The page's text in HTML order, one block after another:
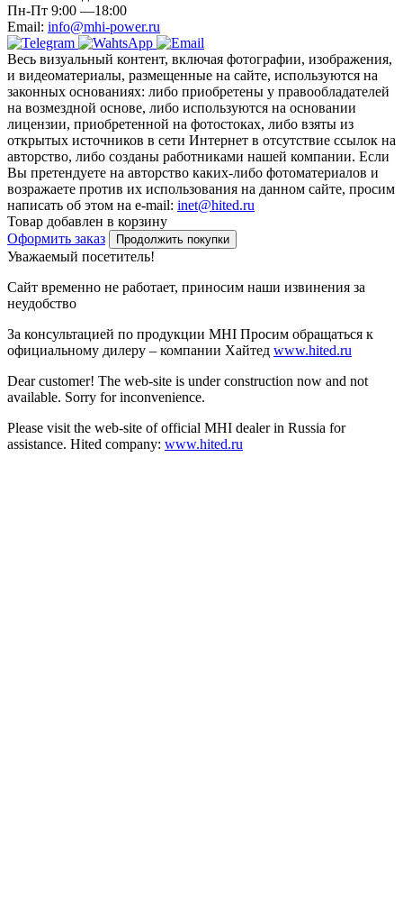
Пн-Пт 9:00 —18:00
Email: info@mhi-power.ru
Весь визуальный контент, включая фотографии, изображения,
и видеоматериалы, размещенные на сайте, используются на
законных основаниях: либо приобретены у правообладателей
на возмездной основе, либо используются на основании
лицензии, приобретенной на фотостоках, либо взяты из
открытых источников в сети Интернет в отсутствие ссылок на
авторство, либо созданы работниками нашей компании. Если
Вы претендуете на авторство каких-либо фотоматериалов и
возражаете против их использования на данном сайте, просим
написать об этом на e-mail: inet@hited.ru
Товар добавлен в корзину
Оформить заказ
Продолжить покупки
Уважаемый посетитель!
Сайт временно не работает, приносим наши извинения за
неудобство
За консультацией по продукции MHI Просим обращаться к
официальному дилеру – компании Хайтед www.hited.ru
Dear customer! The web-site is under construction now and not
available. Sorry for inconvenience.
Please visit the web-site of official MHI dealer in Russia for
assistance. Hited company: www.hited.ru